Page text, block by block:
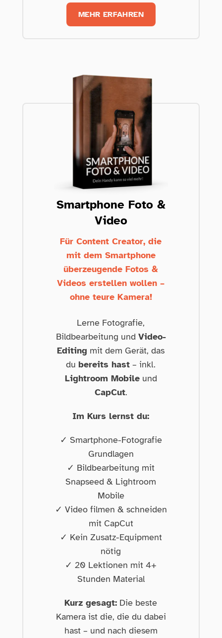
MEHR ERFAHREN
Smartphone Foto &
Video
Für Content Creator, die
mit dem Smartphone
überzeugende Fotos &
Videos erstellen wollen –
ohne teure Kamera!
Lerne Fotografie,
Bildbearbeitung und Video-
Editing mit dem Gerät, das
du bereits hast – inkl.
Lightroom Mobileund
CapCut.
Im Kurs lernst du:
✓ Smartphone-Fotografie
Grundlagen
✓ Bildbearbeitung mit
Snapseed & Lightroom
Mobile
✓ Video filmen & schneiden
mit CapCut
✓ Kein Zusatz-Equipment
nötig
✓ 20 Lektionen mit 4+
Stunden Material
Kurz gesagt: Die beste
Kamera ist die, die du dabei
hast – und nach diesem